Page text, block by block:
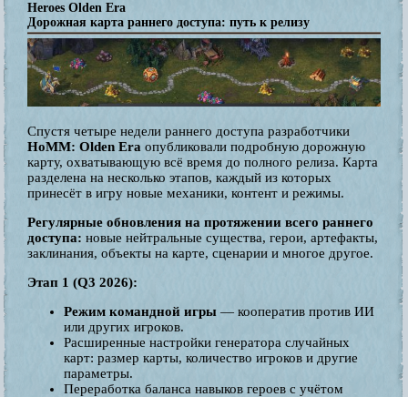
Heroes Olden Era
Дорожная карта раннего доступа: путь к релизу
Спустя четыре недели раннего доступа разработчики
HoMM: Olden Era опубликовали подробную дорожную
карту, охватывающую всё время до полного релиза. Карта
разделена на несколько этапов, каждый из которых
принесёт в игру новые механики, контент и режимы.
Регулярные обновления на протяжении всего раннего
доступа: новые нейтральные существа, герои, артефакты,
заклинания, объекты на карте, сценарии и многое другое.
Этап 1 (Q3 2026):
Режим командной игры — кооператив против ИИ
или других игроков.
Расширенные настройки генератора случайных
карт: размер карты, количество игроков и другие
параметры.
Переработка баланса навыков героев с учётом